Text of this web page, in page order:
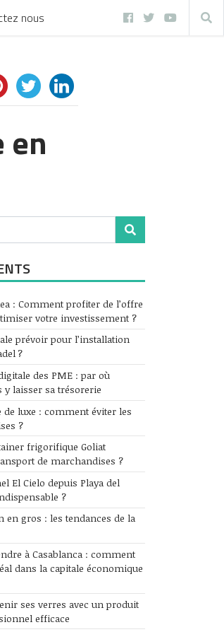
nous
: Comment profiter de l’offre
votre investissement ?
prévoir pour l’installation
?
des PME : par où
laisser sa trésorerie
de luxe : comment éviter les
?
frigorifique Goliat
de marchandises ?
El Cielo depuis Playa del
?
en gros : les tendances de la
à Casablanca : comment
dans la capitale économique
ses verres avec un produit
efficace